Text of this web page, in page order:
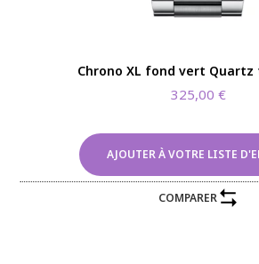
Chrono XL fond vert
325,00€
AJOUTER À VOTRE LISTE
COMPARER